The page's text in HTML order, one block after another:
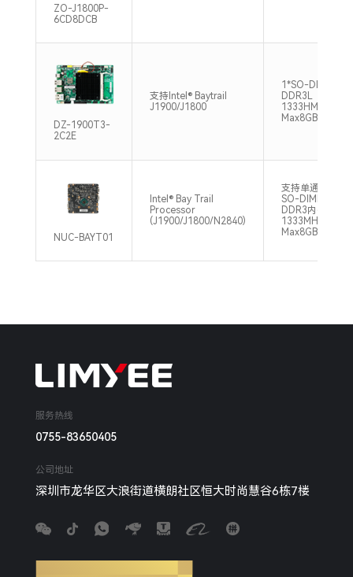
ZO-J1800P-
6CD8DCB
DZ-1900T3-
2C2E
支持Intel® Baytrail
J1900/J1800
1*SO-DIMM
DDR3L
1333HMz
Max8GB
NUC-BAYT01
Intel® Bay Trail
Processor
(J1900/J1800/N2840)
支持单通道
SO-DIMM,
DDR3内存,
1333MHz,
Max8GB
服务热线
0755-83650405
公司地址
深圳市龙华区大浪街道横朗社区恒大时尚慧谷6栋7楼